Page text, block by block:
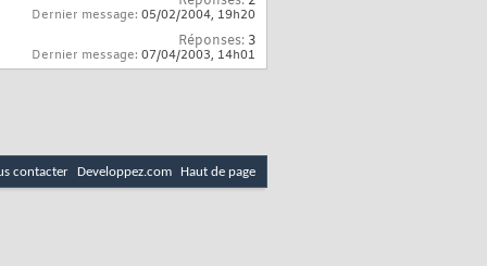
Dernier message: 05/02/2004, 19h20
Réponses: 3
Dernier message: 07/04/2003, 14h01
contacter Developpez.com Haut de page